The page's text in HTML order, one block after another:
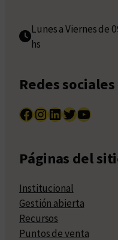
Lunes a Viernes de
hs
Redes sociales
Facebook InstagramLinkedIn Twitter YouTube
Páginas del
Institucional
Gestión abierta
Recursos
Puntos de venta